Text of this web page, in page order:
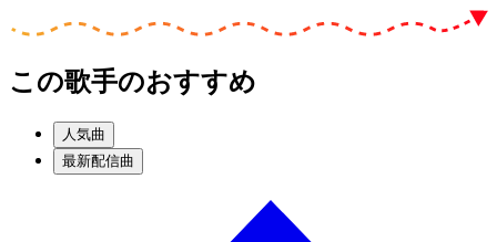
この歌手のおすすめ
人気曲
最新配信曲